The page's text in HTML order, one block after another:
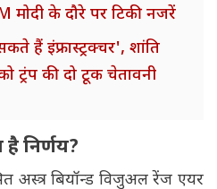
मोदी के दौरे पर टिकी नजरें
हैं इंफ्रास्ट्रक्चर', शांति
ट्रंप की दो टूक चेतावनी
निर्णय?
अस्त्र बियॉन्ड विजुअल रेंज एयर